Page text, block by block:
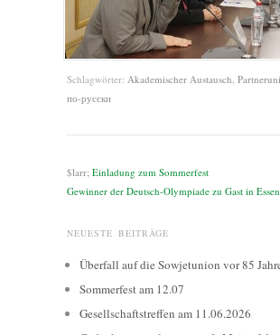
Schlagwörter: Akademischer Austausch
по-русски
$larr; Einladung zum Sommerfest
Gewinner der Deutsch-Olympiade zu Gast in Essen
NEUESTE BEITRÄGE
Überfall auf die Sowjetunion vor 85
Sommerfest am 12.07
Gesellschaftstreffen am 11.06.2026